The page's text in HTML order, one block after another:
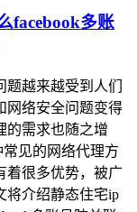
facebook多账
越来越受到人们
网络安全问题变得
的需求也随之增
见的网络代理方
着很多优势，被广
将介绍静态住宅ip